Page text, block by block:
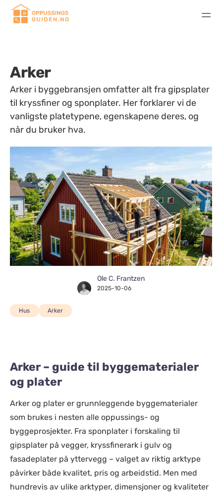
Arker
Arker i byggebransjen omfatter alt fra gipsplater
til kryssfiner og sponplater. Her forklarer vi de
vanligste platetypene, egenskapene deres, og
når du bruker hva.
Ole C. Frantzen
2025-10-06
Hus Arker
Arker – guide til byggematerialer
og plater
Arker og plater er grunnleggende byggematerialer
som brukes i nesten alle oppussings- og
byggeprosjekter. Fra sponplater i forskaling til
gipsplater på vegger, kryssfinerark i gulv og
fasadeplater på yttervegg – valget av riktig arktype
påvirker både kvalitet, pris og arbeidstid. Men med
hundrevis av ulike arktyper, dimensjoner og kvaliteter